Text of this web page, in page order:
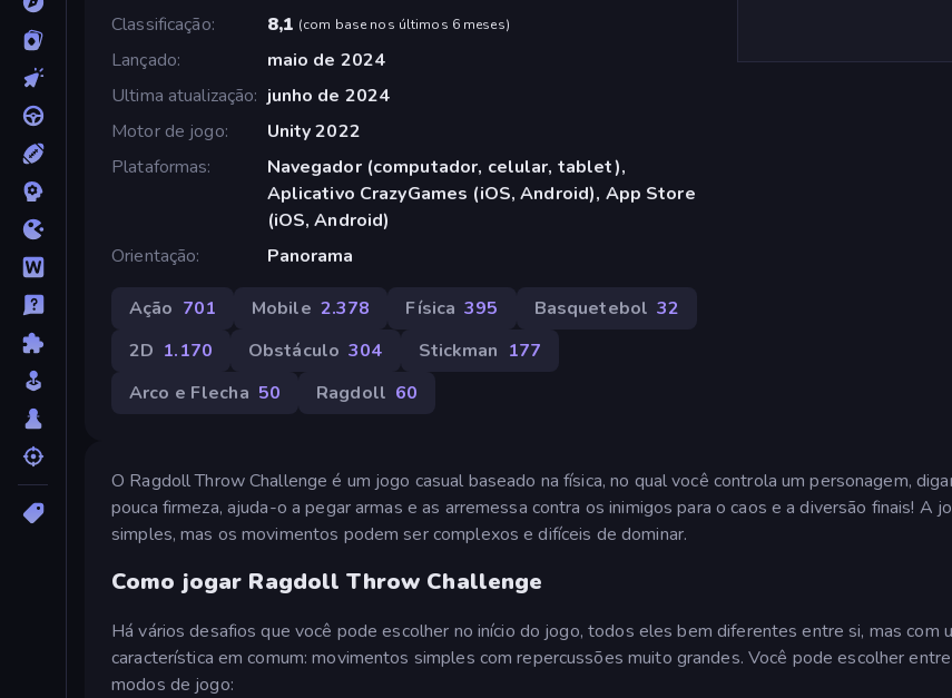
Classificação
8,1 (com base nos últimos 6 meses)
Lançado
maio de 2024
Ultima atualização
junho de 2024
Motor de jogo
Unity 2022
Plataformas
Navegador (computador, celular, tablet),
Aplicativo CrazyGames (iOS, Android), App Store
(iOS, Android)
Orientação
Panorama
Ação 701 Mobile 2.378 Física 395 Basquetebol 32
2D 1.170 Obstáculo 304 Stickman 177
Arco e Flecha 50 Ragdoll 60
O Ragdoll Throw Challenge é um jogo casual baseado na física, no qual você controla um personagem,
pouca firmeza, ajuda-o a pegar armas e as arremessa contra os inimigos para o caos e a diversão finais! A
simples, mas os movimentos podem ser complexos e difíceis de dominar.
Como jogar Ragdoll Throw Challenge
Há vários desafios que você pode escolher no início do jogo, todos eles bem diferentes entre si, mas com
característica em comum: movimentos simples com repercussões muito grandes. Você pode escolher
modos de jogo: